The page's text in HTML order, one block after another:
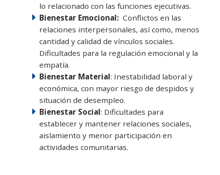
lo relacionado con las funciones ejecutivas.
Bienestar Emocional: Conflictos en las
relaciones interpersonales, así como, menos
cantidad y calidad de vínculos sociales.
Dificultades para la regulación emocional y la
empatía.
Bienestar Material: Inestabilidad laboral y
económica, con mayor riesgo de despidos y
situación de desempleo.
Bienestar Social: Dificultades para
establecer y mantener relaciones sociales,
aislamiento y menor participación en
actividades comunitarias.